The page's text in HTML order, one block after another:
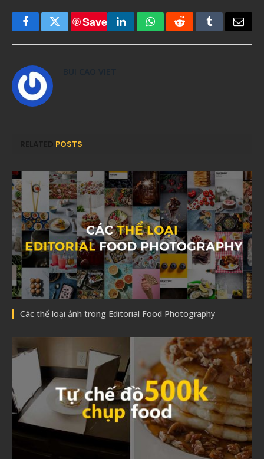
FacebookTwitter
Save
LinkedInWhatsAppRedditTumblrEmail
POSTS
Các thể loại ảnh trong Editorial Food Photography